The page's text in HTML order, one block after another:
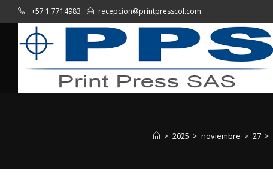
+57 1 7714983 recepcion@printpresscol.com
> 2025 > noviembre > 27 >